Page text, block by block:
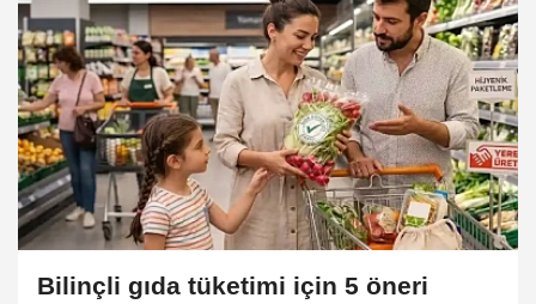
Bilinçli gıda tüketimi için 5 öneri